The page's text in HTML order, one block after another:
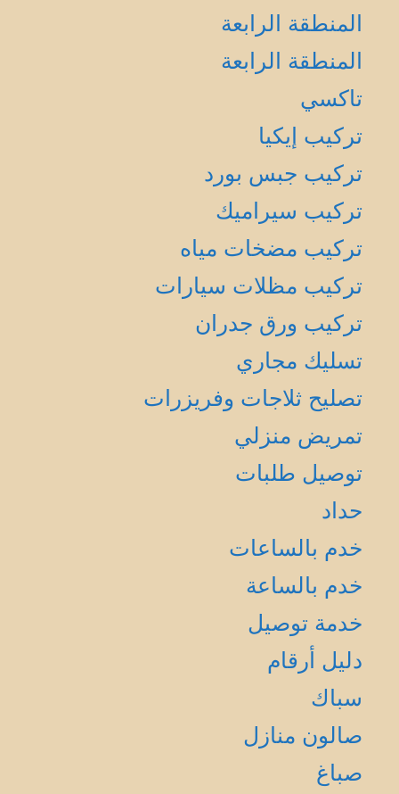
المنطقة الرابعة
المنطقة الرابعة
تاكسي
تركيب إيكيا
تركيب جبس بورد
تركيب سيراميك
تركيب مضخات مياه
تركيب مظلات سيارات
تركيب ورق جدران
تسليك مجاري
تصليح ثلاجات وفريزرات
تمريض منزلي
توصيل طلبات
حداد
خدم بالساعات
خدم بالساعة
خدمة توصيل
دليل أرقام
سباك
صالون منازل
صباغ